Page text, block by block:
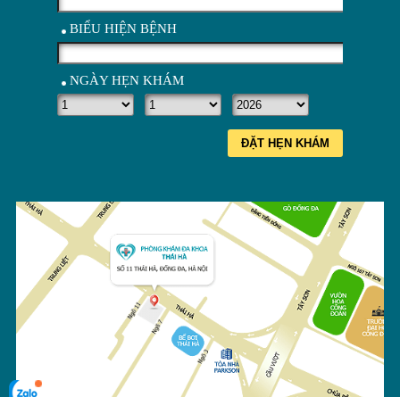
BIỂU HIỆN BỆNH
NGÀY HẸN KHÁM
ĐẶT HẸN KHÁM